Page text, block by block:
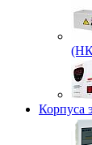
Корпуса